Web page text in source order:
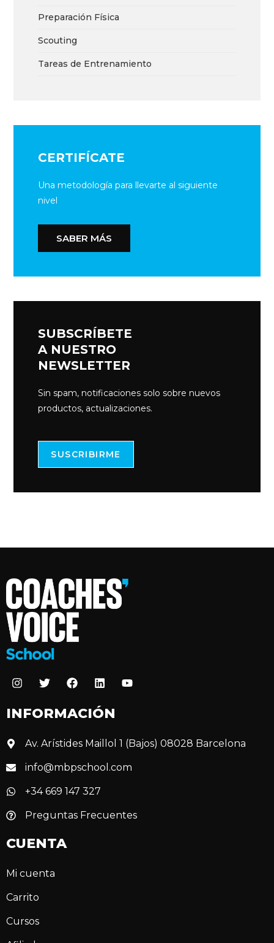
Preparación Física
Scouting
Tareas de Entrenamiento
CERTIFÍCATE
Una metodología para llevarte al siguiente
nivel
SABER MÁS
SUBSCRÍBETE
A NUESTRO
NEWSLETTER
Sin spam, notificaciones solo sobre nuevos
productos, actualizaciones.
SUSCRIBIRME
INFORMACIÓN
Av. Arístides Maillol 1 (Bajos) 08028 Barcelona
info@mbpschool.com
+34 669 147 327
Preguntas Frecuentes
CUENTA
Mi cuenta
Carrito
Cursos